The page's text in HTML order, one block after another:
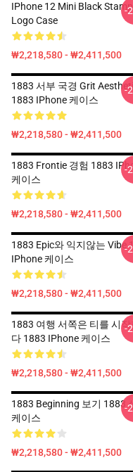
IPhone 12 Mini Black Stamp
Logo Case
₩2,218,580 - ₩2,411,500
-
1883 서부 국경 Grit
1883 IPhone 케이스
₩2,218,580 - ₩2,411,500
-
1883 Frontie 경험 1883
케이스
₩2,218,580 - ₩2,411,500
-
1883 Epic와 익지않는 Vibe
IPhone 케이스
₩2,218,580 - ₩2,411,500
-
1883 여행 서쪽은 티를 시작
다 1883 IPhone 케이스
₩2,218,580 - ₩2,411,500
-
1883 Beginning 보기 1883
케이스
₩2,218,580 - ₩2,411,500
-